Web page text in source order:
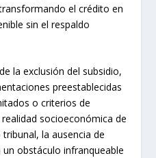
el crédito en
sin el respaldo
la exclusión del subsidio,
preestablecidas
o criterios de
socioeconómica de
la ausencia de
obstáculo infranqueable